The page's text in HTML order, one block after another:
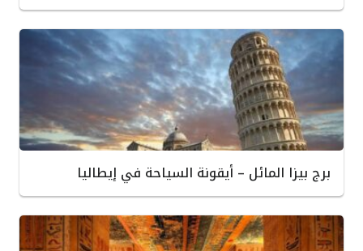
برج بيزا المائل – أيقونة السياحة في إيطاليا